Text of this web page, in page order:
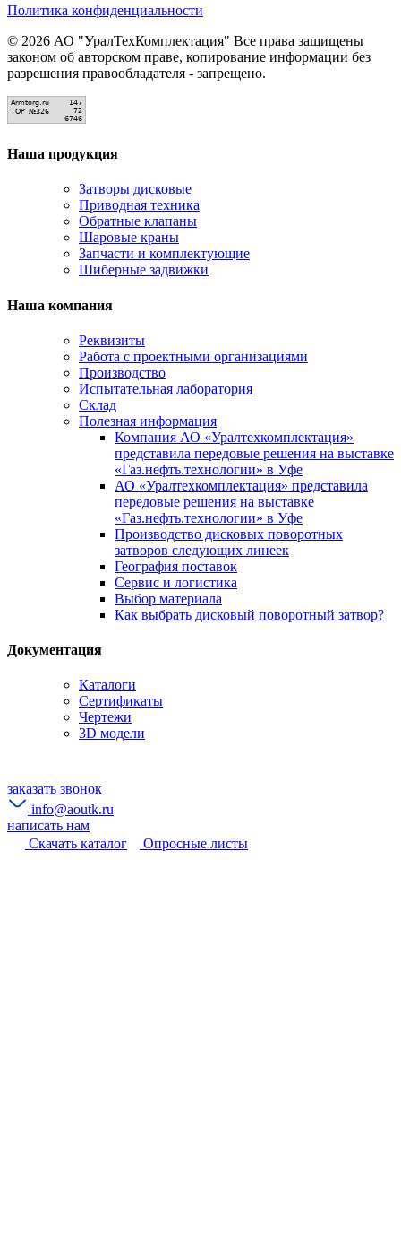
Политика конфиденциальности
© 2026 АО "УралТехКомплектация" Все права защищены
законом об авторском праве, копирование информации без
разрешения правообладателя - запрещено.
Наша продукция
Затворы дисковые
Приводная техника
Обратные клапаны
Шаровые краны
Запчасти и комплектующие
Шиберные задвижки
Наша компания
Реквизиты
Работа с проектными организациями
Производство
Испытательная лаборатория
Склад
Полезная информация
Компания АО «Уралтехкомплектация»
представила передовые решения на выставке
«Газ.нефть.технологии» в Уфе
АО «Уралтехкомплектация» представила
передовые решения на выставке
«Газ.нефть.технологии» в Уфе
Производство дисковых поворотных
затворов следующих линеек
География поставок
Сервис и логистика
Выбор материала
Как выбрать дисковый поворотный затвор?
Документация
Каталоги
Сертификаты
Чертежи
3D модели
заказать звонок
info@aoutk.ru
написать нам
Cкачать каталог
Опросные листы